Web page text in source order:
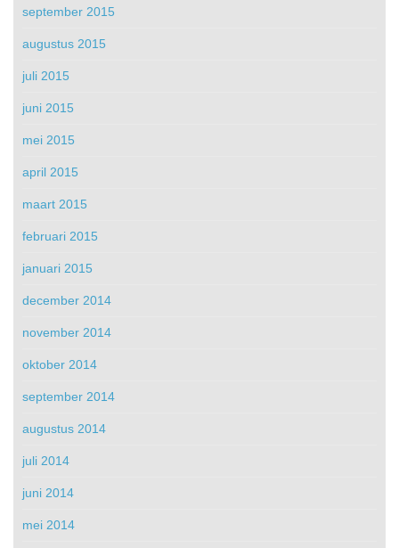
september 2015
augustus 2015
juli 2015
juni 2015
mei 2015
april 2015
maart 2015
februari 2015
januari 2015
december 2014
november 2014
oktober 2014
september 2014
augustus 2014
juli 2014
juni 2014
mei 2014